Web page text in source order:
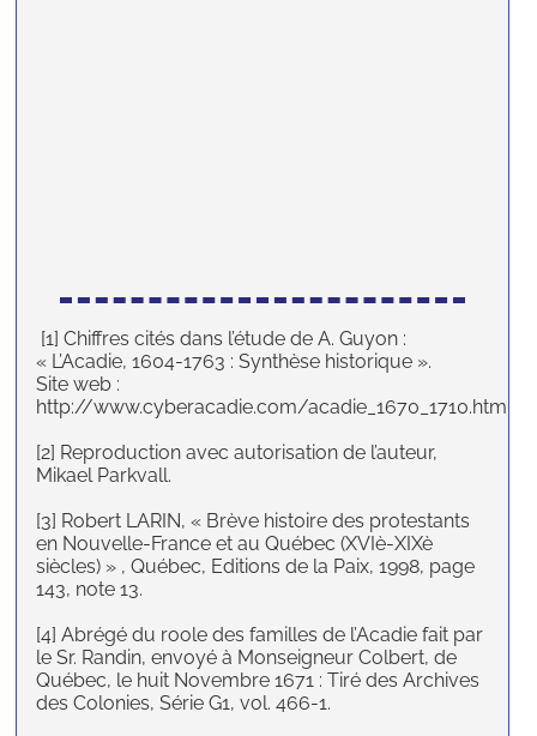
[1] Chiffres cités dans l’étude de A. Guyon :
« L’Acadie, 1604-1763 : Synthèse historique ».
Site web :
http://www.cyberacadie.com/acadie_1670_1710.htm
[2] Reproduction avec autorisation de l’auteur,
Mikael Parkvall.
[3] Robert LARIN, « Brève histoire des protestants
en Nouvelle-France et au Québec (XVIè-XIXè
siècles) » , Québec, Editions de la Paix, 1998, page
143, note 13.
[4] Abrégé du roole des familles de l’Acadie fait par
le Sr. Randin, envoyé à Monseigneur Colbert, de
Québec, le huit Novembre 1671 : Tiré des Archives
des Colonies, Série G1, vol. 466-1.